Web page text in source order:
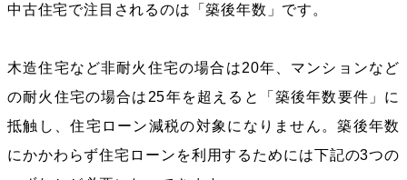
中古住宅で注目されるのは「築後年数」です。
木造住宅など非耐火住宅の場合は20年、マンションなど
の耐火住宅の場合は25年を超えると「築後年数要件」に
抵触し、住宅ローン減税の対象になりません。築後年数
にかかわらず住宅ローンを利用するためには下記の3つの